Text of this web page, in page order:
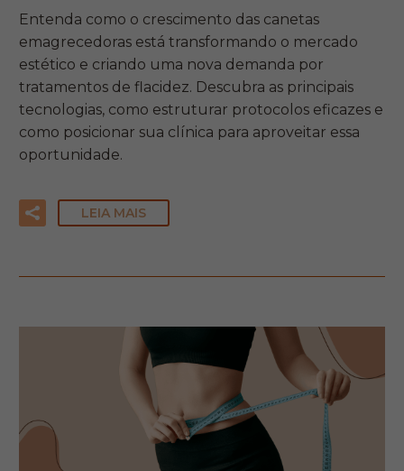
Entenda como o crescimento das canetas
emagrecedoras está transformando o mercado
estético e criando uma nova demanda por
tratamentos de flacidez. Descubra as principais
tecnologias, como estruturar protocolos eficazes e
como posicionar sua clínica para aproveitar essa
oportunidade.
LEIA MAIS